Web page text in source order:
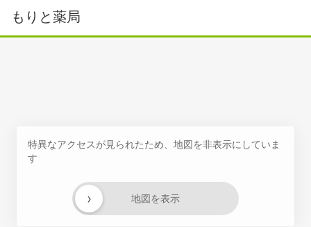
もりと薬局
特異なアクセスが見られたため、地図を非表示にしていま
す
地図を表示
›